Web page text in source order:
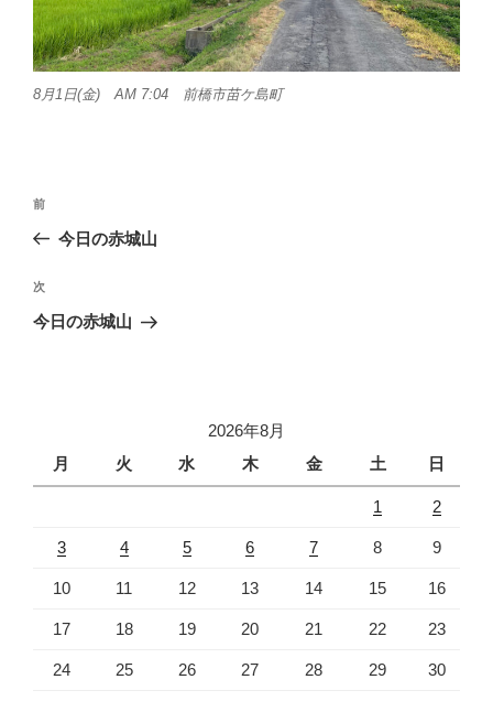
8月1日(金) AM 7:04 前橋市苗ケ島町
投
ビ
ゲ
前
の
稿
前
今日の赤城山
次
の
次
今日の赤城山
2026年8月
月
火 水 木 金 土 日
1 2
3 4 5 6 7 8 9
10 11 12 13 14 15 16
17 18 19 20 21 22 23
24 25 26 27 28 29 30